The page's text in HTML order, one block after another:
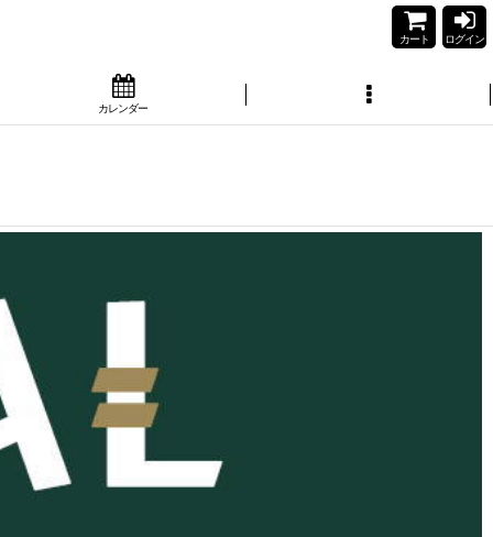
カート ログイン
カレンダー